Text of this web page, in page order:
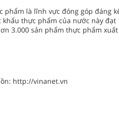
phẩm là lĩnh vực đóng góp đáng
khẩu thực phẩm của nước này đạt
3.000 sản phẩm thực phẩm
http://vinanet.vn